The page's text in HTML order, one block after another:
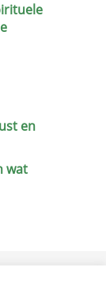
en
wat